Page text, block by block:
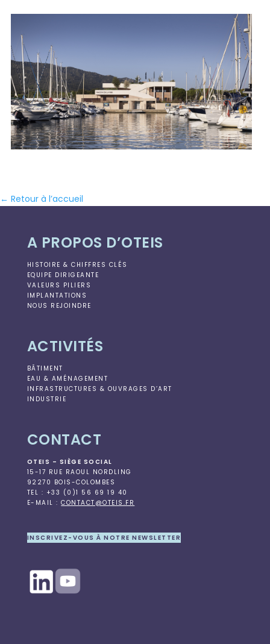
← Retour à l’accueil
A PROPOS D’OTEIS
HISTOIRE & CHIFFRES CLÉS
EQUIPE DIRIGEANTE
VALEURS PILIERS
IMPLANTATIONS
NOUS REJOINDRE
ACTIVITÉS
BÂTIMENT
EAU & AMÉNAGEMENT
INFRASTRUCTURES & OUVRAGES D’ART
INDUSTRIE
CONTACT
OTEIS – SIÈGE SOCIAL
15-17 RUE RAOUL NORDLING
92270 BOIS-COLOMBES
TEL : +33 (0)1 56 69 19 40
E-MAIL :CONTACT@OTEIS.FR
INSCRIVEZ-VOUS À NOTRE NEWSLETTER